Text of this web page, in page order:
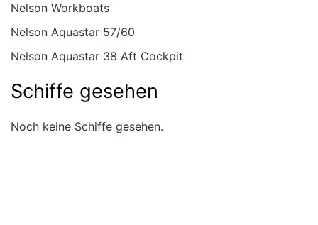
Nelson Workboats
Nelson Aquastar 57/60
Nelson Aquastar 38 Aft Cockpit
Schiffe gesehen
Noch keine Schiffe gesehen.